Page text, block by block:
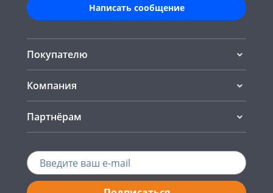
Написать сообщение
Покупателю
Компания
Партнёрам